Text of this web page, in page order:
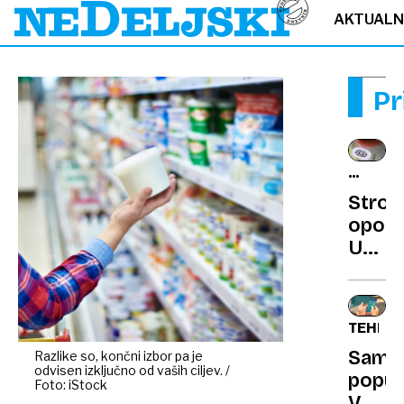
Razlike so, končni izbor pa je
odvisen izključno od vaših ciljev. /
Foto: iStock
NA
resna